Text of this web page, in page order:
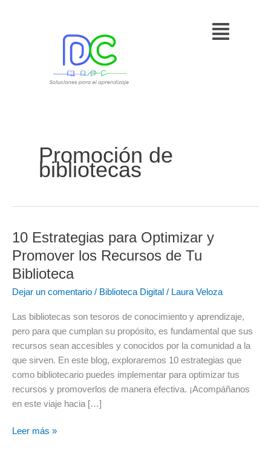
Menú
Promoción de
bibliotecas
10 Estrategias para Optimizar y
Promover los Recursos de Tu
Biblioteca
Dejar un comentario / Biblioteca Digital / Laura Veloza
Las bibliotecas son tesoros de conocimiento y aprendizaje,
pero para que cumplan su propósito, es fundamental que sus
recursos sean accesibles y conocidos por la comunidad a la
que sirven. En este blog, exploraremos 10 estrategias que
como bibliotecario puedes implementar para optimizar tus
recursos y promoverlos de manera efectiva. ¡Acompáñanos
en este viaje hacia […]
10
Estrategias
Optimizar
y
los
Recursos
de
Tu
Biblioteca
Leer más »